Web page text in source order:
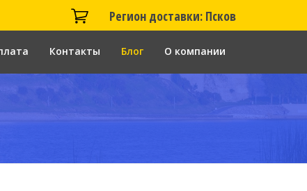
Регион доставки: Псков
Контакты Блог О компании